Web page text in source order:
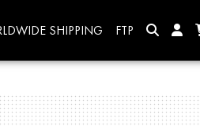
SHIPPING FTP